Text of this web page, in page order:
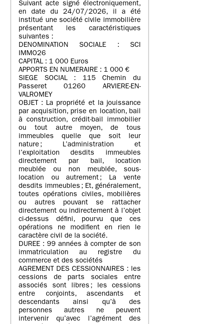
Suivant acte signé électroniquement,
en date du 24/07/2026, il a été
institué une société civile immobilière
présentant les caractéristiques
suivantes :
DENOMINATION SOCIALE : SCI
IMMO26
CAPITAL : 1 000 Euros
APPORTS EN NUMERAIRE : 1 000 €
SIEGE SOCIAL : 115 Chemin du
Passeret 01260 ARVIERE-EN-
VALROMEY
OBJET : La propriété et la jouissance
par acquisition, prise en location, bail
à construction, crédit-bail immobilier
ou tout autre moyen, de tous
immeubles quelle que soit leur
nature ; L’administration et
l’exploitation desdits immeubles
directement par bail, location
meublée ou non meublée, sous-
location ou autrement ; La vente
desdits immeubles ; Et, généralement,
toutes opérations civiles, mobilières
ou autres pouvant se rattacher
directement ou indirectement à l’objet
ci-dessus défini, pourvu que ces
opérations ne modifient en rien le
caractère civil de la société.
DUREE : 99 années à compter de son
immatriculation au registre du
commerce et des sociétés
AGREMENT DES CESSIONNAIRES : les
cessions de parts sociales entre
associés sont libres ; les cessions
entre conjoints, ascendants et
descendants ainsi qu’à des
personnes autres ne peuvent
intervenir qu’avec l’agrément des